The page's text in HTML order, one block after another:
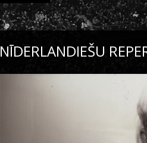
NĪDERLANDIEŠU